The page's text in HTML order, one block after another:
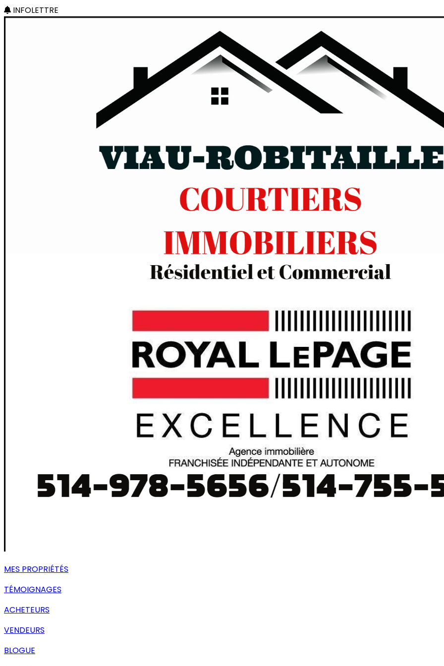
INFOLETTRE
MES PROPRIÉTÉS
TÉMOIGNAGES
ACHETEURS
VENDEURS
BLOGUE